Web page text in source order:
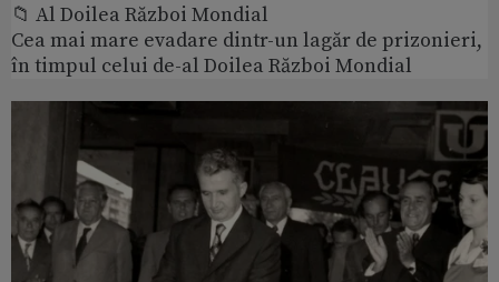
📁 Al Doilea Război Mondial
Cea mai mare evadare dintr-un lagăr de prizonieri,
în timpul celui de-al Doilea Război Mondial